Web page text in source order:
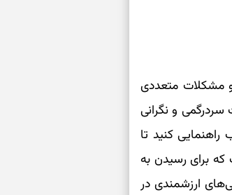
مشکلات متعددی
سردرگمی و نگرانی
کنید تا
برای رسیدن به
ارزشمندی در